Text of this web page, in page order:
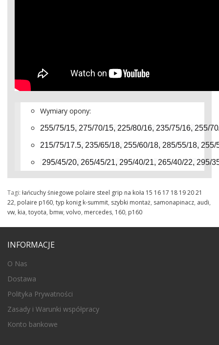
Wymiary opony:
255/75/15, 275/70/15, 225/80/16, 235/75/16, 255/
215/75/17.5, 235/65/18, 255/60/18, 285/55/18, 255/
295/45/20, 265/45/21, 295/40/21, 265/40/22, 295/
Tagi: łańcuchy śniegowe polaire steel grip na koła 15 16 17 18 19 20 21
22, polaire p160, typ konig k-summit, szybki montaż, samonapinacz, audi,
vw, kia, toyota, bmw, volvo, mercedes, 160, p160
INFORMACJE
O Nas
Dostawa
Polityka Prywatności
Zasady i Warunki współpracy
Konto bankowe